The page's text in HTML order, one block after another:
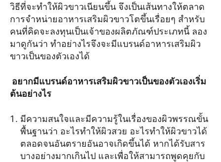
วิธีที่จะทำให้ผิวขาวเนียนขึ้น จึงเป็นเส้นทางให้ตลาด
การจำหน่ายอาหารเสริมผิวขาวโตขึ้นเรื่อยๆ สำหรับ
คนที่คิดจะลงทุนเป็นเจ้าของผลิตภัณฑ์ประเภทนี้ ลอง
มาดูกันว่า ทำอย่างไรจึงจะมีแบรนด์อาหารเสริมผิว
ขาวเป็นของตัวเองได้
อยากมีแบรนด์อาหารเสริมผิวขาวเป็นของตัวเองเริ่ม
ต้นอย่างไร
มีความสนใจและมีความรู้ในเรื่องของผิวพรรณขั้น
พื้นฐานว่า อะไรทำให้ผิวสวย อะไรทำให้ผิวขาวได้
ตลอดจนอันตรายอันอาจเกิดขึ้นได้ หากได้รับสาร
บางอย่างมากเกินไป และเพื่อให้สามารถพูดคุยกับ